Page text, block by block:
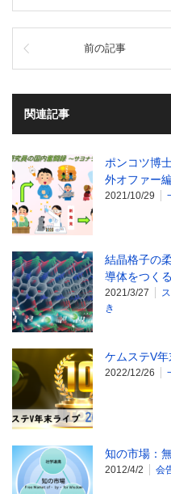
前の記事
関連記事
ポンコツ博
外オファー
2021/10/29
結晶格子の
導体をつくる
2021/3/27
き
ケムステV年
2022/12/26
知の市場：
2012/4/2 会